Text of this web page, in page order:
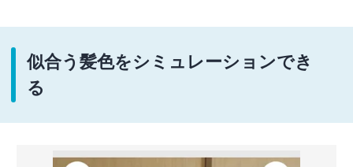
似合う髪色をシミュレーションでき
る